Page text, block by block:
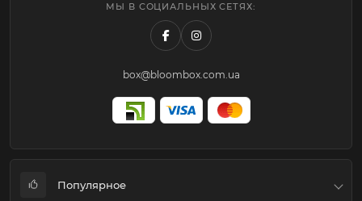
МЫ В СОЦИАЛЬНЫХ СЕТЯХ:
box@bloombox.com.ua
Популярное